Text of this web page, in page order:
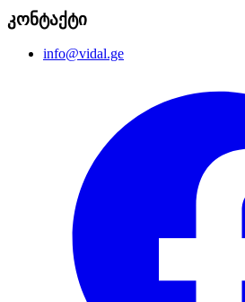
კონტაქტი
info@vidal.ge